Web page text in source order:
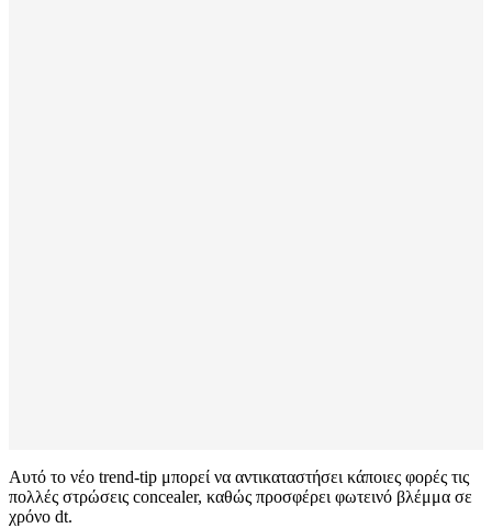
Αυτό το νέο trend-tip μπορεί να αντικαταστήσει κάποιες φορές τις
πολλές στρώσεις concealer, καθώς προσφέρει φωτεινό βλέμμα σε
χρόνο dt.